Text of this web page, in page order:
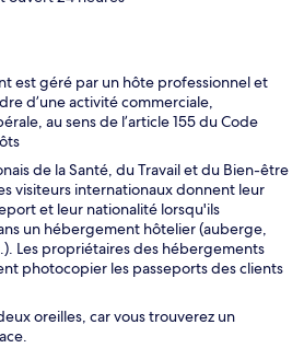
est géré par un hôte professionnel et
d’une activité commerciale,
au sens de l’article 155 du Code
de la Santé, du Travail et du Bien-être
visiteurs internationaux donnent leur
et leur nationalité lorsqu'ils
un hébergement hôtelier (auberge,
Les propriétaires des hébergements
photocopier les passeports des clients
oreilles, car vous trouverez un